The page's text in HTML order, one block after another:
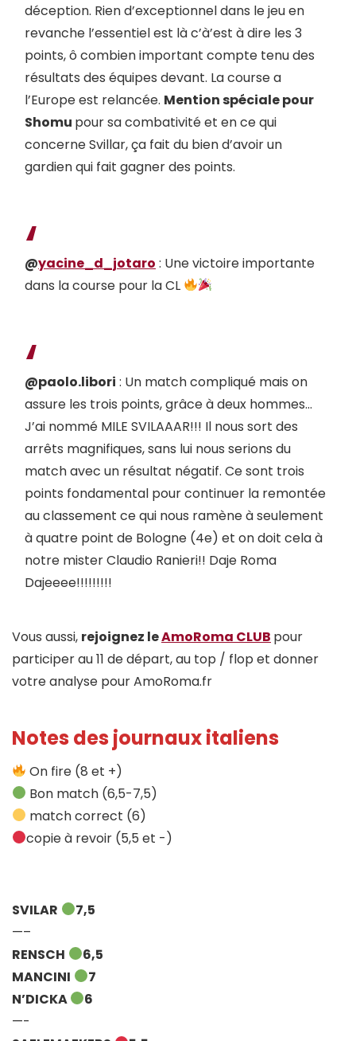
déception. Rien d’exceptionnel dans le jeu en
revanche l’essentiel est là c’à’est à dire les 3
points, ô combien important compte tenu des
résultats des équipes devant. La course a
l’Europe est relancée. Mention spéciale pour
Shomu pour sa combativité et en ce qui
concerne Svillar, ça fait du bien d’avoir un
gardien qui fait gagner des points.
@yacine_d_jotaro : Une victoire importante
dans la course pour la CL
@paolo.libori : Un match compliqué mais on
assure les trois points, grâce à deux hommes…
J’ai nommé MILE SVILAAAR!!! Il nous sort des
arrêts magnifiques, sans lui nous serions du
match avec un résultat négatif. Ce sont trois
points fondamental pour continuer la remontée
au classement ce qui nous ramène à seulement
à quatre point de Bologne (4e) et on doit cela à
notre mister Claudio Ranieri!! Daje Roma
Dajeeee!!!!!!!!!
Vous aussi, rejoignez leAmoRoma CLUB pour
participer au 11 de départ, au top / flop et donner
votre analyse pour AmoRoma.fr
Notes des journaux italiens
On fire (8 et +)
Bon match (6,5-7,5)
match correct (6)
copie à revoir (5,5 et -)
SVILAR
7,5
—–
RENSCH
6,5
MANCINI
7
N’DICKA
6
—-